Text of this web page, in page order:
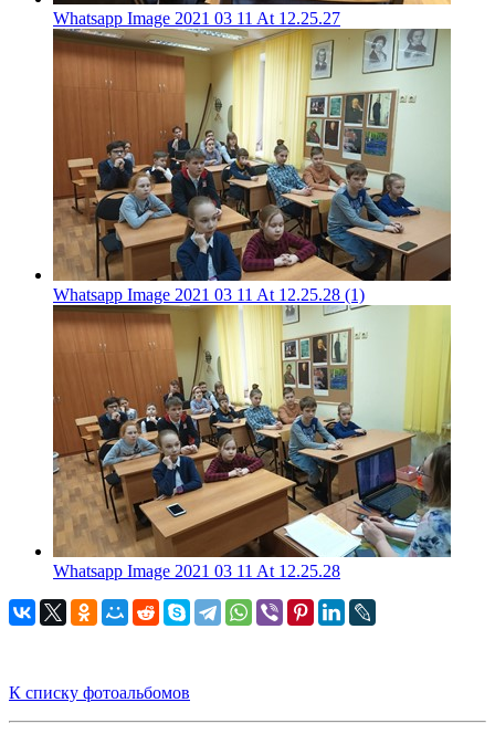
Whatsapp Image 2021 03 11 At 12.25.27
Whatsapp Image 2021 03 11 At 12.25.28 (1)
Whatsapp Image 2021 03 11 At 12.25.28
К списку фотоальбомов